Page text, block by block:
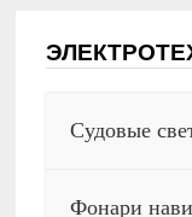
Судовые
Фонари